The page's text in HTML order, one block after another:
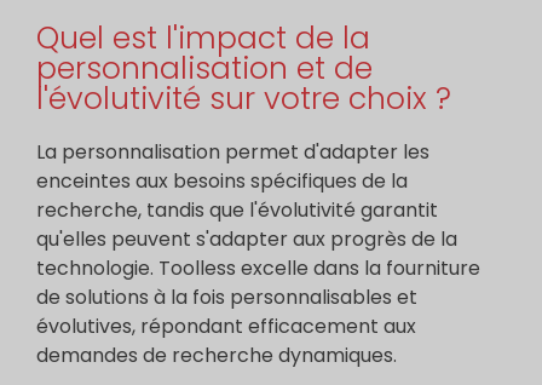
Quel est l'impact de la
personnalisation et de
l'évolutivité sur votre choix ?
La personnalisation permet d'adapter les
enceintes aux besoins spécifiques de la
recherche, tandis que l'évolutivité garantit
qu'elles peuvent s'adapter aux progrès de la
technologie. Toolless excelle dans la fourniture
de solutions à la fois personnalisables et
évolutives, répondant efficacement aux
demandes de recherche dynamiques.